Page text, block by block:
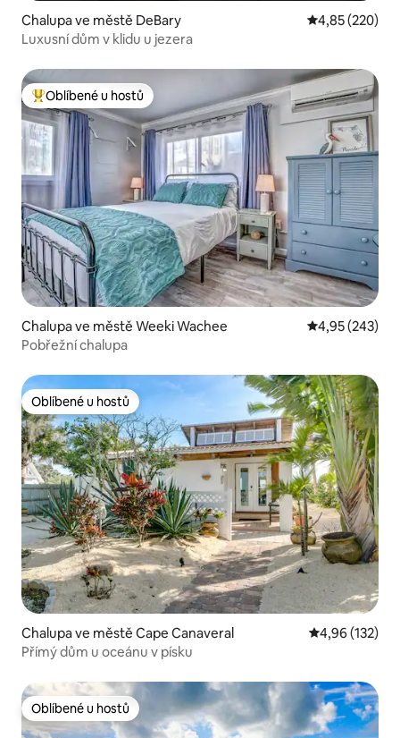
Chalupa ve městě DeBary Průměrné
4,85 (220)
Luxusní dům v klidu u jezera
Nejlepší v kategorii Oblíbené u hostů
Oblíbené u hostů
Chalupa ve městě Weeki Wachee Průměrné
4,95 (243)
Pobřežní chalupa
Oblíbené u hostů
Oblíbené u hostů
Chalupa ve městě Cape Canaveral Průměrné
4,96 (132)
Přímý dům u oceánu v písku
Oblíbené u hostů
Oblíbené u hostů